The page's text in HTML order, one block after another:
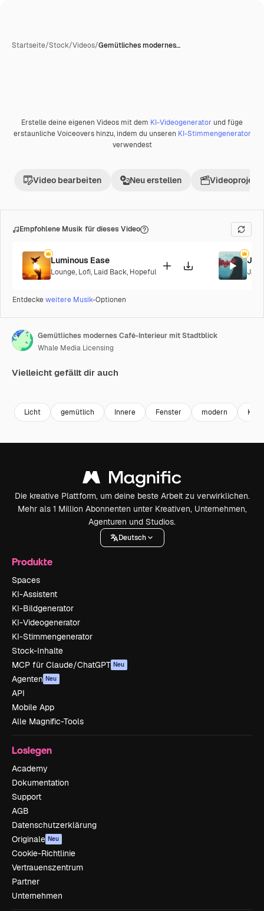
Startseite/Stock/Videos/Gemütliches modernes…
Premium
Erstelle deine eigenen Videos mit dem KI-Videogenerator und füge
erstaunliche Voiceovers hinzu, indem du unseren KI-Stimmengenerator
verwendest
Video bearbeiten Neu erstellen Videoprojekt
Empfohlene Musik für dieses Video
Luminous Ease
Lounge, Lofi, Laid Back, Hopeful Jazz
Entdeckeweitere Musik-Optionen
Gemütliches modernes Café-Interieur mit Stadtblick
Whale Media Licensing
Vielleicht gefällt dir auch
Licht gemütlich Innere Fenster modern
Die kreative Plattform, um deine beste Arbeit zu verwirklichen.
Mehr als 1 Million Abonnenten unter Kreativen, Unternehmen,
Agenturen und Studios.
Deutsch
Produkte
Spaces
KI-Assistent
KI-Bildgenerator
KI-Videogenerator
KI-Stimmengenerator
Stock-Inhalte
MCP für Claude/ChatGPT Neu
Agenten Neu
API
Mobile App
Alle Magnific-Tools
Loslegen
Academy
Dokumentation
Support
AGB
Datenschutzerklärung
Originale Neu
Cookie-Richtlinie
Vertrauenszentrum
Partner
Unternehmen